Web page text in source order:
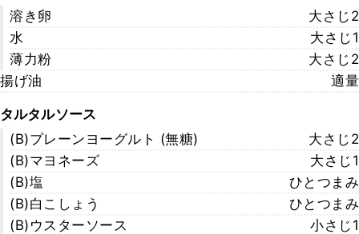
溶き卵
大さじ2
水
大さじ1
薄力粉
大さじ2
揚げ油
適量
タルタルソース
(B)プレーンヨーグルト (無糖)
大さじ2
(B)マヨネーズ
大さじ1
(B)塩
ひとつまみ
(B)白こしょう
ひとつまみ
(B)ウスターソース
小さじ1